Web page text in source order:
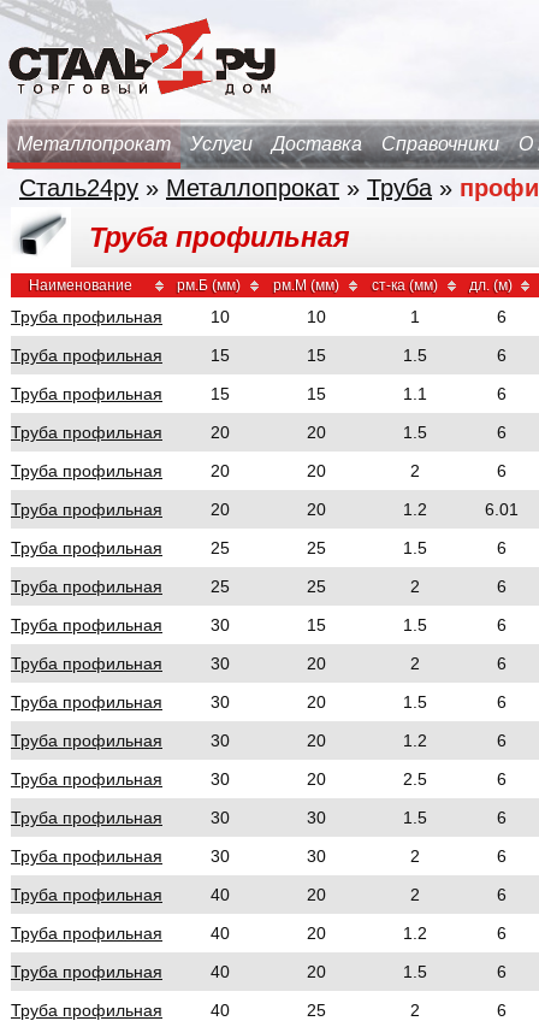
Металлопрокат Услуги Доставка Справочники О
Сталь24ру » Металлопрокат » Труба »
Труба профильная
Наименование рм.Б (мм) рм.М (мм) ст-ка (мм) дл. (м)
Труба профильная 10 10 1
6
Труба профильная
15 15 1.5
6
Труба профильная
15 15 1.1
6
Труба профильная
20 20 1.5
6
Труба профильная
20 20 2
6
Труба профильная
20 20 1.2
6.01
Труба профильная
25 25 1.5
6
Труба профильная
25 25 2
6
Труба профильная
30 15 1.5
6
Труба профильная
30 20 2
6
Труба профильная
30 20 1.5
6
Труба профильная
30 20 1.2
6
Труба профильная
30 20 2.5
6
Труба профильная
30 30 1.5
6
Труба профильная
30 30 2
6
Труба профильная
40 20 2
6
Труба профильная
40 20 1.2
6
Труба профильная
40 20 1.5
6
Труба профильная
40 25 2
6